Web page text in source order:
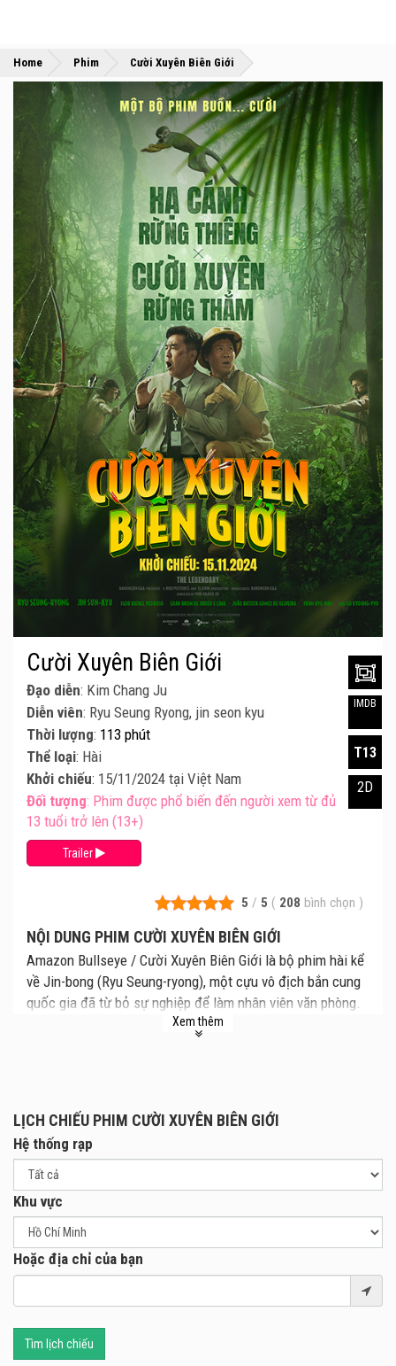
Home »
Phim »
Cười Xuyên Biên Giới
5 / 5 ( 208 bình chọn )
NỘI DUNG PHIM CƯỜI XUYÊN BIÊN GIỚI
Amazon Bullseye / Cười Xuyên Biên Giới là bộ phim hài kể
về Jin-bong (Ryu Seung-ryong), một cựu vô địch bắn cung
quốc gia đã từ bỏ sự nghiệp để làm nhân viên văn phòng.
Khi đối mặt với nguy cơ bị sa thải, anh bất đắc dĩ nhận
rừng Amazon và gặp bộ ba cung thủ thổ dân Sika, Eeba, và
Walbu. Anh quyết định hợp tác với phiên dịch viên ngáo
ngơ Bbang-sik (Jin Sun-kyu) để đưa ba chiến thần này đến
Hàn Quốc thực hiện một kế hoạch táo bạo.
Xem thêm
Cười Xuyên Biên Giới
Đạo diễn: Kim Chang Ju
Diễn viên: Ryu Seung Ryong, jin seon kyu
Thời lượng: 113 phút
Thể loại: Hài
Khởi chiếu: 15/11/2024 tại Việt Nam
Đối tượng: Phim được phổ biến đến người xem từ đủ
13 tuổi trở lên (13+)
Trailer
IMDB
T13
2D
LỊCH CHIẾU PHIM CƯỜI XUYÊN BIÊN GIỚI
Hệ thống rạp
Khu vực
Hoặc địa chỉ của bạn
Tìm lịch chiếu